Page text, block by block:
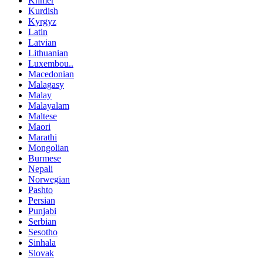
Kurdish
Kyrgyz
Latin
Latvian
Lithuanian
Luxembou..
Macedonian
Malagasy
Malay
Malayalam
Maltese
Maori
Marathi
Mongolian
Burmese
Nepali
Norwegian
Pashto
Persian
Punjabi
Serbian
Sesotho
Sinhala
Slovak